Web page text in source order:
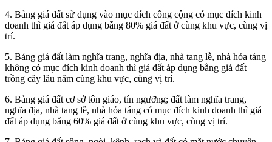
4. Bảng giá đất sử dụng vào mục đích công cộng có mục đích kinh
doanh thì giá đất áp dụng bằng 80% giá đất ở cùng khu vực, cùng vị
trí.
5. Bảng giá đất làm nghĩa trang, nghĩa địa, nhà tang lễ, nhà hỏa táng
không có mục đích kinh doanh thì giá đất áp dụng bằng giá đất
trồng cây lâu năm cùng khu vực, cùng vị trí.
6. Bảng giá đất cơ sở tôn giáo, tín ngưỡng; đất làm nghĩa trang,
nghĩa địa, nhà tang lễ, nhà hỏa táng có mục đích kinh doanh thì giá
đất áp dụng bằng 60% giá đất ở cùng khu vực, cùng vị trí.